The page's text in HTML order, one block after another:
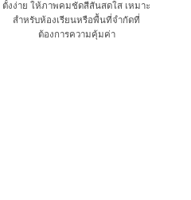
ตั้งง่าย ให้ภาพคมชัดสีสันสดใส เหมาะ
สำหรับห้องเรียนหรือพื้นที่จำกัดที่
ต้องการความคุ้มค่า